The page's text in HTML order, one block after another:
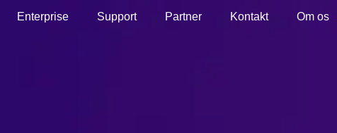
Enterprise Support Partner Kontakt Om os